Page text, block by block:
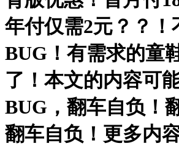
年付仅需2元？？！
BUG！有需求的童
了！本文的内容可
BUG，翻车自负！
翻车自负！更多内